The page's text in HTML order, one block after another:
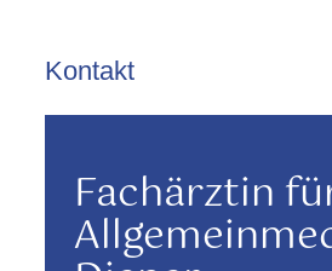
Kontakt
Fachärztin